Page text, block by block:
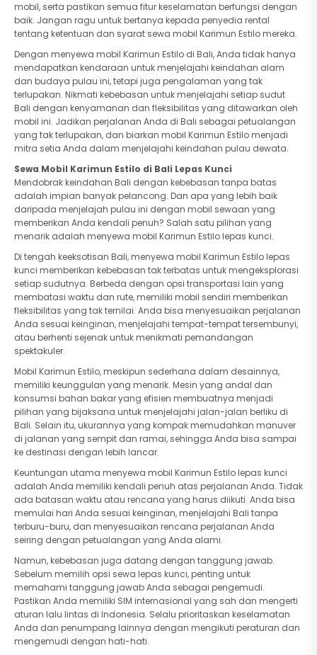
mobil, serta pastikan semua fitur keselamatan berfungsi dengan
baik. Jangan ragu untuk bertanya kepada penyedia rental
tentang ketentuan dan syarat sewa mobil Karimun Estilo mereka.
Dengan menyewa mobil Karimun Estilo di Bali, Anda tidak hanya
mendapatkan kendaraan untuk menjelajahi keindahan alam
dan budaya pulau ini, tetapi juga pengalaman yang tak
terlupakan. Nikmati kebebasan untuk menjelajahi setiap sudut
Bali dengan kenyamanan dan fleksibilitas yang ditawarkan oleh
mobil ini. Jadikan perjalanan Anda di Bali sebagai petualangan
yang tak terlupakan, dan biarkan mobil Karimun Estilo menjadi
mitra setia Anda dalam menjelajahi keindahan pulau dewata.
Sewa Mobil Karimun Estilo di Bali Lepas Kunci
Mendobrak keindahan Bali dengan kebebasan tanpa batas
adalah impian banyak pelancong. Dan apa yang lebih baik
daripada menjelajah pulau ini dengan mobil sewaan yang
memberikan Anda kendali penuh? Salah satu pilihan yang
menarik adalah menyewa mobil Karimun Estilo lepas kunci.
Di tengah keeksotisan Bali, menyewa mobil Karimun Estilo lepas
kunci memberikan kebebasan tak terbatas untuk mengeksplorasi
setiap sudutnya. Berbeda dengan opsi transportasi lain yang
membatasi waktu dan rute, memiliki mobil sendiri memberikan
fleksibilitas yang tak ternilai. Anda bisa menyesuaikan perjalanan
Anda sesuai keinginan, menjelajahi tempat-tempat tersembunyi,
atau berhenti sejenak untuk menikmati pemandangan
spektakuler.
Mobil Karimun Estilo, meskipun sederhana dalam desainnya,
memiliki keunggulan yang menarik. Mesin yang andal dan
konsumsi bahan bakar yang efisien membuatnya menjadi
pilihan yang bijaksana untuk menjelajahi jalan-jalan berliku di
Bali. Selain itu, ukurannya yang kompak memudahkan manuver
di jalanan yang sempit dan ramai, sehingga Anda bisa sampai
ke destinasi dengan lebih lancar.
Keuntungan utama menyewa mobil Karimun Estilo lepas kunci
adalah Anda memiliki kendali penuh atas perjalanan Anda. Tidak
ada batasan waktu atau rencana yang harus diikuti. Anda bisa
memulai hari Anda sesuai keinginan, menjelajahi Bali tanpa
terburu-buru, dan menyesuaikan rencana perjalanan Anda
seiring dengan petualangan yang Anda alami.
Namun, kebebasan juga datang dengan tanggung jawab.
Sebelum memilih opsi sewa lepas kunci, penting untuk
memahami tanggung jawab Anda sebagai pengemudi.
Pastikan Anda memiliki SIM internasional yang sah dan mengerti
aturan lalu lintas di Indonesia. Selalu prioritaskan keselamatan
Anda dan penumpang lainnya dengan mengikuti peraturan dan
mengemudi dengan hati-hati.